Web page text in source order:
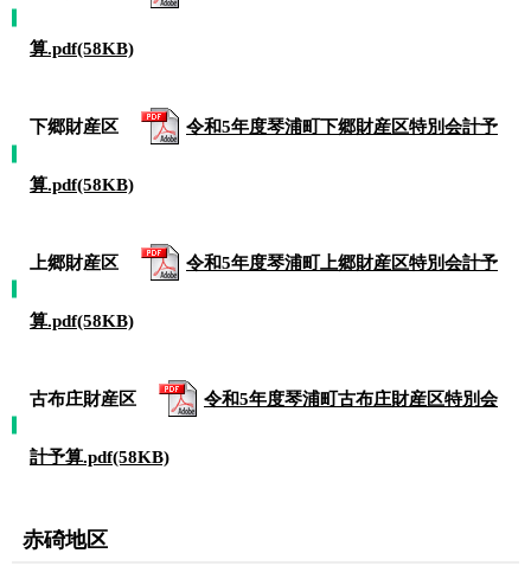
算.pdf(58KB)
下郷財産区 令和5年度琴浦町下郷財産区特別会計予
算.pdf(58KB)
上郷財産区 令和5年度琴浦町上郷財産区特別会計予
算.pdf(58KB)
古布庄財産区 令和5年度琴浦町古布庄財産区特別会
計予算.pdf(58KB)
赤碕地区